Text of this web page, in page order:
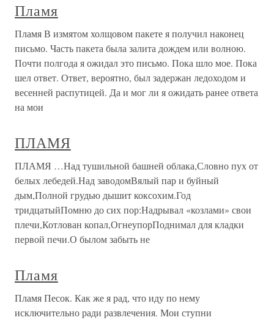
Пламя
Пламя В измятом холщовом пакете я получил наконец
письмо. Часть пакета была залита дождем или волною.
Почти полгода я ожидал это письмо. Пока шло мое. Пока
шел ответ. Ответ, вероятно, был задержан ледоходом и
весенней распутицей. Да и мог ли я ожидать ранее ответа
на мои
ПЛАМЯ
ПЛАМЯ …Над тушильной башней облака,Словно пух от
белых лебедей.Над заводомВялый пар и буйный
дым,Полной грудью дышит коксохим.Год
тридцатыйПомню до сих пор:Надрывал «козлами» свои
плечи,Котлован копал,ОгнеупорПоднимал для кладки
первой печи.О былом забыть не
Пламя
Пламя Песок. Как же я рад, что иду по нему
исключительно ради развлечения. Мои ступни